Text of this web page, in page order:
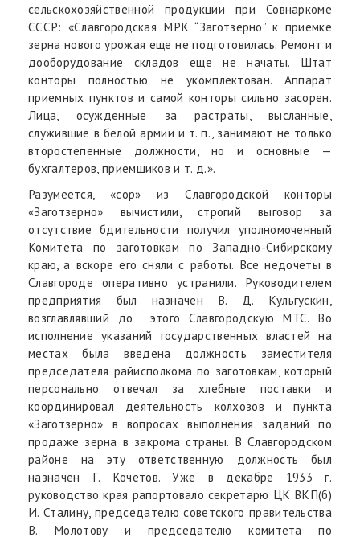
сельскохозяйственной продукции при Совнаркоме
СССР: «Славгородская МРК “Заготзерно” к приемке
зерна нового урожая еще не подготовилась. Ремонт и
дооборудование складов еще не начаты. Штат
конторы полностью не укомплектован. Аппарат
приемных пунктов и самой конторы сильно засорен.
Лица, осужденные за растраты, высланные,
служившие в белой армии и т. п., занимают не только
второстепенные должности, но и основные —
бухгалтеров, приемщиков и т. д.».
Разумеется, «сор» из Славгородской конторы
«Заготзерно» вычистили, строгий выговор за
отсутствие бдительности получил уполномоченный
Комитета по заготовкам по Западно-Сибирскому
краю, а вскоре его сняли с работы. Все недочеты в
Славгороде оперативно устранили. Руководителем
предприятия был назначен В. Д. Кульгускин,
возглавлявший до этого Славгородскую МТС. Во
исполнение указаний государственных властей на
местах была введена должность заместителя
председателя райисполкома по заготовкам, который
персонально отвечал за хлебные поставки и
координировал деятельность колхозов и пункта
«Заготзерно» в вопросах выполнения заданий по
продаже зерна в закрома страны. В Славгородском
районе на эту ответственную должность был
назначен Г. Кочетов. Уже в декабре 1933 г.
руководство края рапортовало секретарю ЦК ВКП(б)
И. Сталину, председателю советского правительства
В. Молотову и председателю комитета по